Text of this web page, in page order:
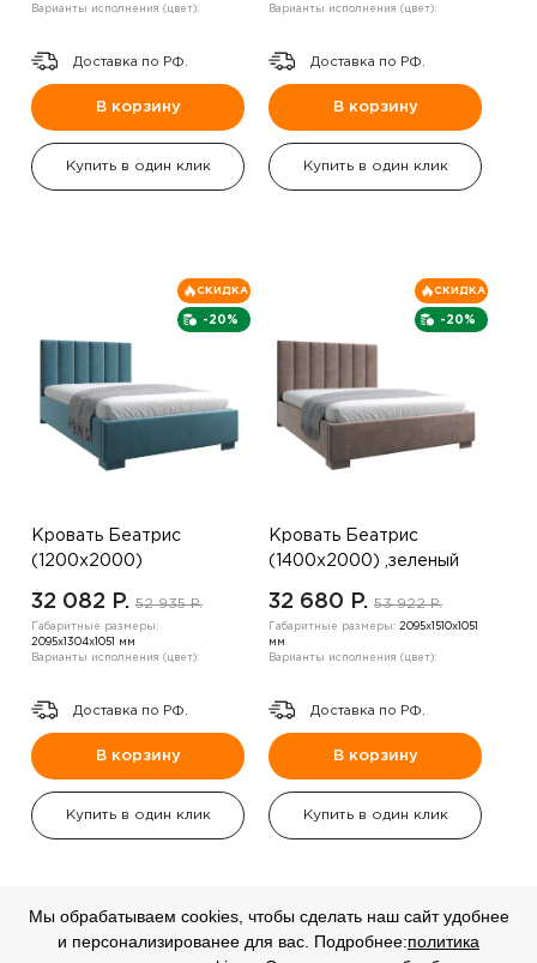
Варианты исполнения (цвет):
Доставка по РФ.
В корзину
Купить в один клик
Варианты исполнения (цвет):
Доставка по РФ.
В корзину
Купить в один клик
-20%
СКИДКА
Кровать Беатрис
(1200х2000)
32 082 P. 52 935 P.
Габаритные размеры:
2095х1304х1051 мм
Варианты исполнения (цвет):
Доставка по РФ.
В корзину
Купить в один клик
-20%
СКИДКА
Кровать Беатрис
(1400х2000) ,зеленый
32 680 P. 53 922 P.
Габаритные размеры: 2095х1510х1051
мм
Варианты исполнения (цвет):
Доставка по РФ.
В корзину
Купить в один клик
СКИДКА СКИДКА
Мы обрабатываем cookies, чтобы сделать наш сайт удобнее
и персонализированее для вас. Подробнее:политика